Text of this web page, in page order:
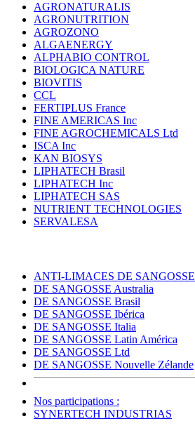
AGRONATURALIS
AGRONUTRITION
AGROZONO
ALGAENERGY
ALPHABIO CONTROL
BIOLOGICA NATURE
BIOVITIS
CCL
FERTIPLUS France
FINE AMERICAS Inc
FINE AGROCHEMICALS Ltd
ISCA Inc
KAN BIOSYS
LIPHATECH Brasil
LIPHATECH Inc
LIPHATECH SAS
NUTRIENT TECHNOLOGIES
SERVALESA
ANTI-LIMACES DE SANGOSSE
DE SANGOSSE Australia
DE SANGOSSE Brasil
DE SANGOSSE Ibérica
DE SANGOSSE Italia
DE SANGOSSE Latin América
DE SANGOSSE Ltd
DE SANGOSSE Nouvelle Zélande
Nos participations :
SYNERTECH INDUSTRIAS